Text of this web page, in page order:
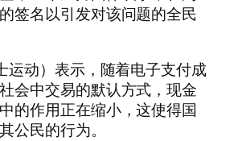
签名以引发对该问题的全民
运动）表示，随着电子支付成
会中交易的默认方式，现金
的作用正在缩小，这使得国
公民的行为。